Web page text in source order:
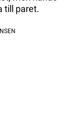
till paret.